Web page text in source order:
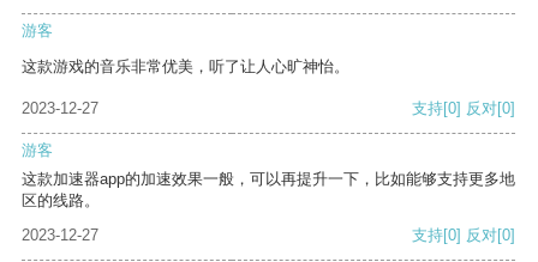
游客
这款游戏的音乐非常优美，听了让人心旷神怡。
2023-12-27 支持[0] 反对[0]
游客
这款加速器app的加速效果一般，可以再提升一下，比如能够支持更多地
区的线路。
2023-12-27
支持[0] 反对[0]